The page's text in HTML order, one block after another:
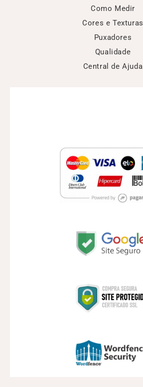
Como Medir
Cores e Texturas
Puxadores
Qualidade
Central de Ajuda